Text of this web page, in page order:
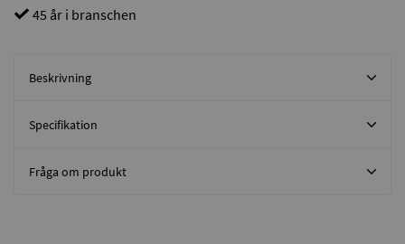
45 år i branschen
Beskrivning
Specifikation
Fråga om produkt